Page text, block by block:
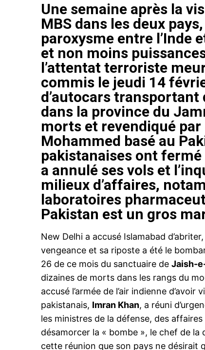
Une semaine après la
MBS dans les deux
paroxysme entre l’Inde
et non moins
l’attentat terroriste
commis le jeudi 14
d’autocars
dans la province du
morts et revendiqué
Mohammed basé au
pakistanaises ont fermé
a annulé ses vols et
milieux d’affaires,
laboratoires
Pakistan est un gros
New Delhi a accusé Islamabad
vengeance et sa riposte a été le
26 de ce mois du sanctuaire de Jaish-
dizaines de morts dans les rangs du
accusé l’armée de l’air indienne
pakistanais, Imran Khan, a réuni
les ministres de la défense, des
désamorcer la « bombe », le chef de
cette réunion que son pays ne désirait